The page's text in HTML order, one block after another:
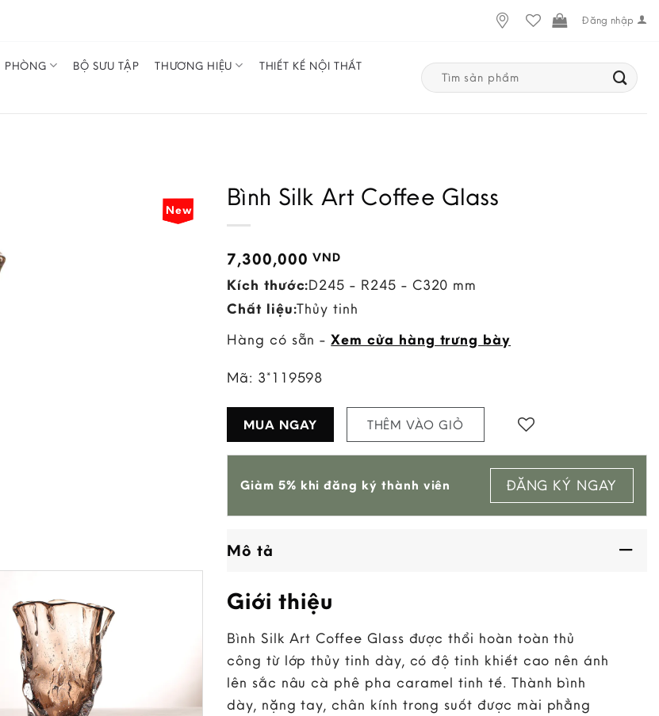
Đăng nhập
PHÒNG BỘ SƯU TẬP THƯƠNG HIỆU THIẾT KẾ NỘI THẤT
Search
for:
New Bình Silk Art Coffee Glass
7,300,000VND
Kích thước:D245 - R245 - C320 mm
Chất liệu:Thủy tinh
Hàng có sẵn -Xem cửa hàng trưng bày
Mã: 3*119598
MUA NGAY THÊM VÀO GIỎ
Add to
Giảm 5% khi đăng ký thành viên ĐĂNG KÝ NGAY
Mô tả
Giới thiệu
Bình Silk Art Coffee Glass được thổi hoàn toàn thủ
công từ lớp thủy tinh dày, có độ tinh khiết cao nên ánh
lên sắc nâu cà phê pha caramel tinh tế. Thành bình
dày, nặng tay, chân kính trong suốt được mài phẳng